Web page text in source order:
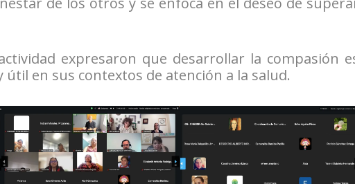
expresaron que desarrollar la compasión
útil en sus contextos de atención a la salud.